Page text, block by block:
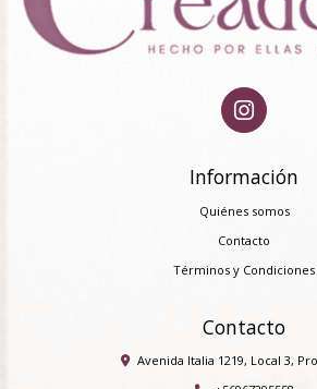
Información
Quiénes somos
Contacto
Términos y Condiciones
Contacto
Avenida Italia 1219, Local 3,